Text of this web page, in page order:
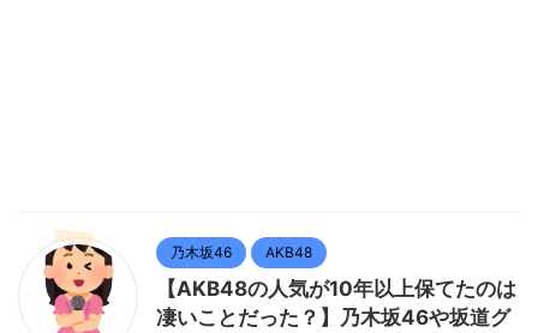
乃木坂46 AKB48
【AKB48の人気が10年以上保てたのは
凄いことだった？】乃木坂46や坂道グ